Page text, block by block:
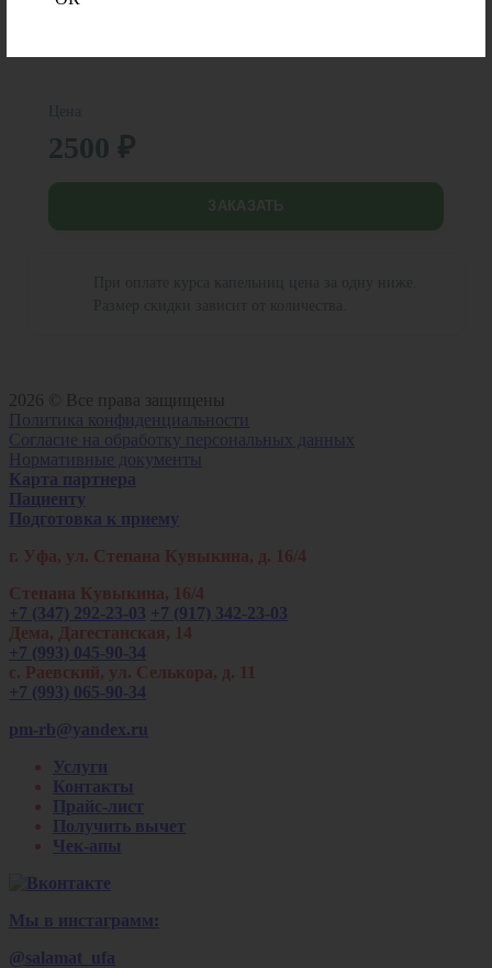
компонентов.
2500 ₽
ЗАКАЗАТЬ
2026 © Все права защищены
Политика конфиденциальности
Согласие на обработку персональных данных
Нормативные документы
Карта партнера
Пациенту
Подготовка к приему
г. Уфа, ул. Степана Кувыкина, д. 16/4
Степана Кувыкина, 16/4
+7 (347) 292-23-03 +7 (917) 342-23-03
Дема, Дагестанская, 14
+7 (993) 045-90-34
с. Раевский, ул. Селькора, д. 11
+7 (993) 065-90-34
pm-rb@yandex.ru
Услуги
Контакты
Прайс-лист
Получить вычет
Чек-апы
Мы в инстаграмм:
@salamat_ufa